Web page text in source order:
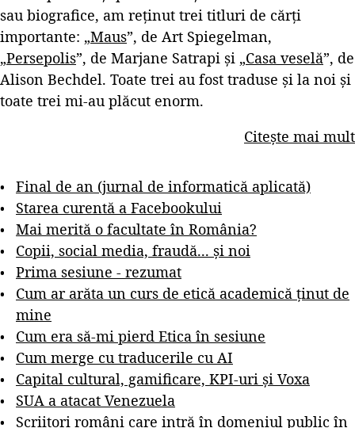
sau biografice, am reținut trei titluri de cărți
importante: „Maus”, de Art Spiegelman,
„Persepolis”, de Marjane Satrapi și „Casa veselă”, de
Alison Bechdel. Toate trei au fost traduse și la noi și
toate trei mi-au plăcut enorm.
Citește mai mult
Final de an (jurnal de informatică aplicată)
Starea curentă a Facebookului
Mai merită o facultate în România?
Copii, social media, fraudă... și noi
Prima sesiune - rezumat
Cum ar arăta un curs de etică academică ținut de
mine
Cum era să-mi pierd Etica în sesiune
Cum merge cu traducerile cu AI
Capital cultural, gamificare, KPI-uri și Voxa
SUA a atacat Venezuela
Scriitori români care intră în domeniul public în